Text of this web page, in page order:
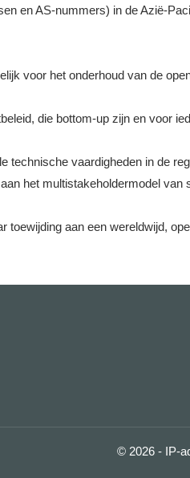
en AS-nummers) in de Azië-
voor het onderhoud van de
die bottom-up zijn en voor
technische vaardigheden in de
het multistakeholdermodel
aan een wereldwijd,
© 2026 - IP-